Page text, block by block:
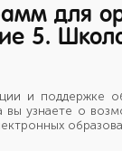
для
5.
и поддержке
вы узнаете о